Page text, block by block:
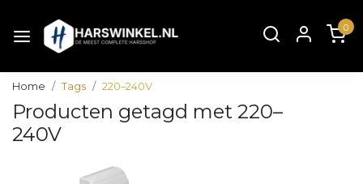
0
Home Tags 220–240V
Producten getagd met 220–
240V